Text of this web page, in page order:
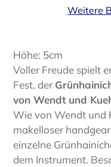
Weitere
wird
zum
Warenkorb
hinzugefügt
Höhe: 5cm
Voller Freude spielt
Fest, der
von Wendt und
Wie von Wendt und
makelloser
einzelne
dem Instrument.